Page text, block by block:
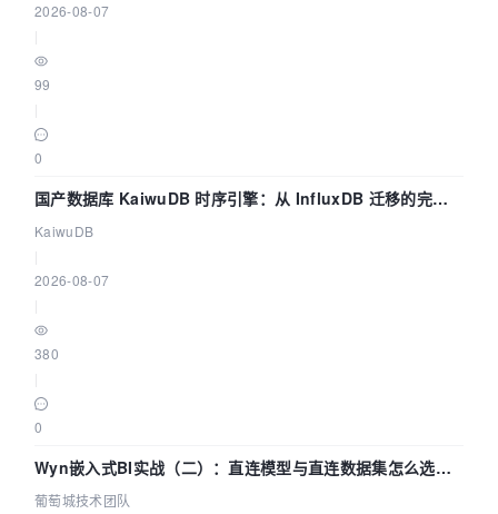
2026-08-07
99
0
国产数据库 KaiwuDB 时序引擎：从 InfluxDB 迁移的完整
技术路径
KaiwuDB
2026-08-07
380
0
Wyn嵌入式BI实战（二）：直连模型与直连数据集怎么选，
参数为什么不生效？| 葡萄城技术团队
葡萄城技术团队